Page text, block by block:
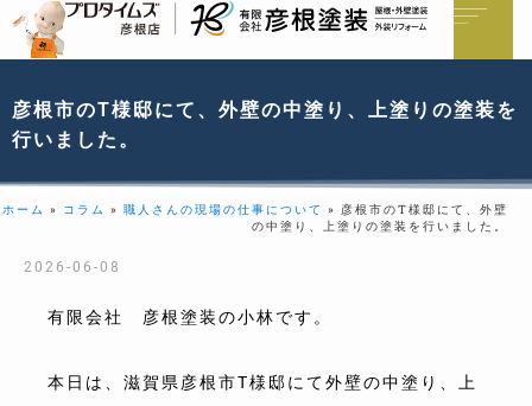
彦根市のT様邸にて、外壁の中塗り、上塗りの塗装を
行いました。
ホーム » コラム » 職人さんの現場の仕事について » 彦根市のT様邸にて、外壁
の中塗り、上塗りの塗装を行いました。
2026-06-08
有限会社 彦根塗装の小林です。
本日は、滋賀県彦根市T様邸にて外壁の中塗り、上